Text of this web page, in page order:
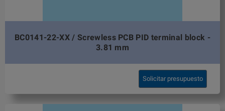
BC0141-22-XX / Screwless PCB PID terminal block -
3.81 mm
Solicitar presupuesto